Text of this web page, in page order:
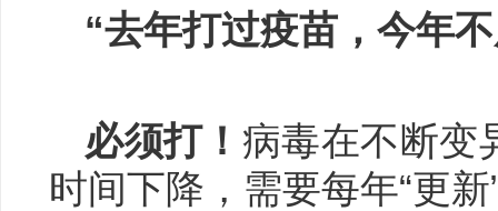
“去年打过疫苗，今年
必须打！ 病毒在不断变
时间下降，需要每年“更